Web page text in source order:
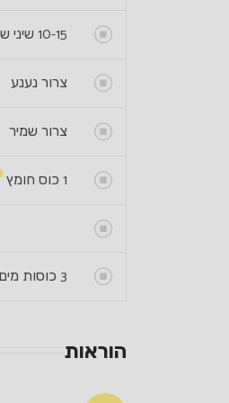
10-15 שיני
צרור נענע
צרור שמיר
1 כוס חומץ
3 כוסות מים + 3 כפיות
הוראות